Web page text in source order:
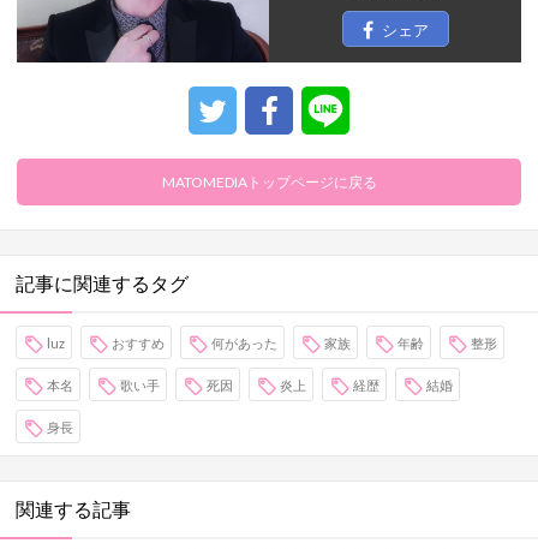
シェア
MATOMEDIAトップページに戻る
記事に関連するタグ
luz おすすめ 何があった 家族 年齢 整形
本名 歌い手 死因 炎上 経歴 結婚
身長
関連する記事